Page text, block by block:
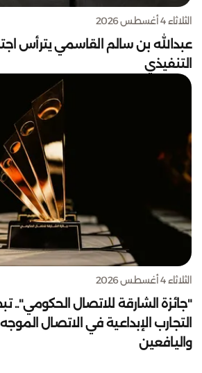
الثلاثاء 4 أغسطس 2026
عبدالله بن سالم القاسمي يترأس
التنفيذي
الثلاثاء 4 أغسطس 2026
"جائزة الشارقة للاتصال
التجارب الإبداعية في الاتصال
واليافعين